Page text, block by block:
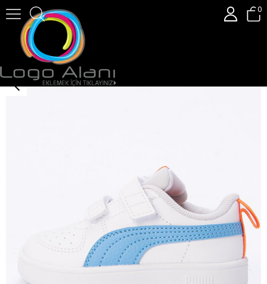
0
Puma Rickie V Inf Çocuk Spor Ayakkabı 391328-37